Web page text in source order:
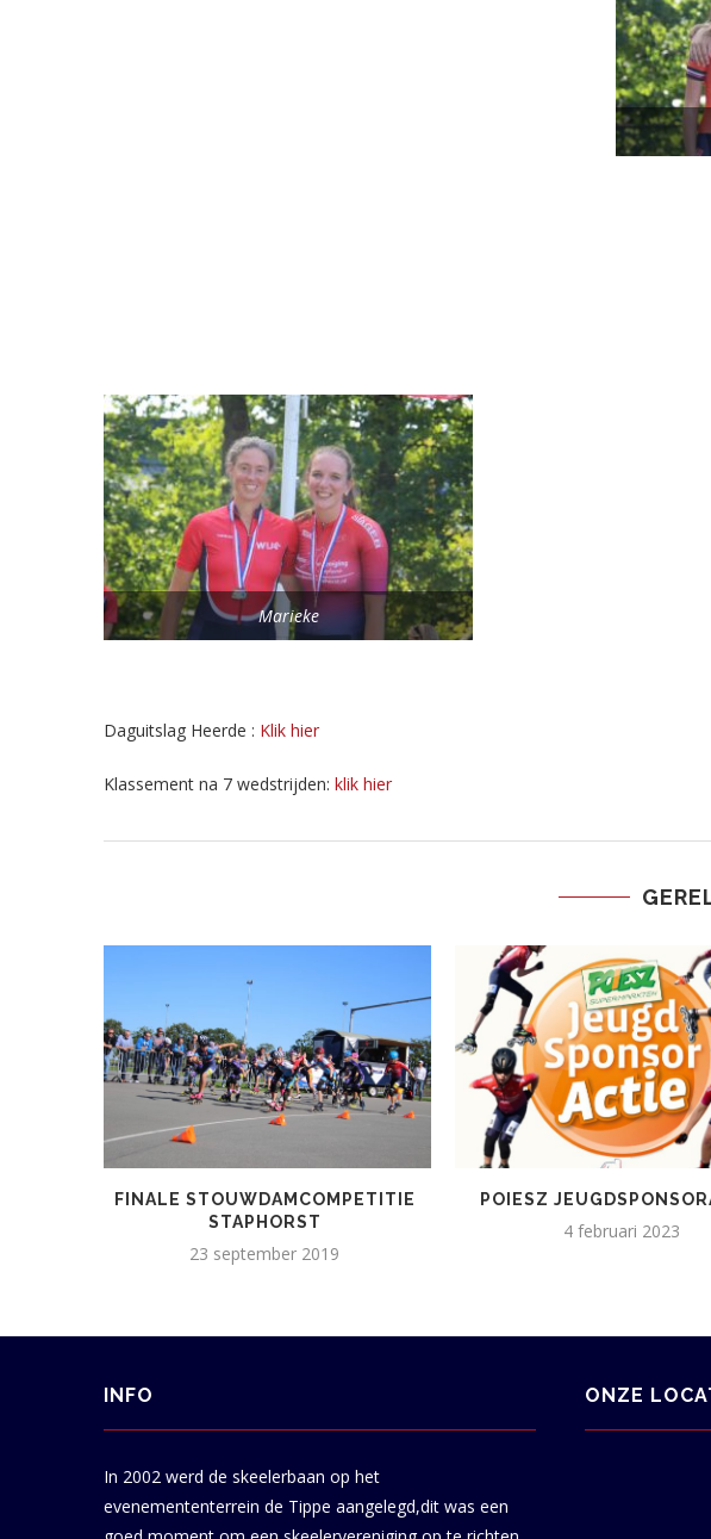
Marieke
Daguitslag Heerde : Klik hier
Klassement na 7 wedstrijden: klik hier
FINALE STOUWDAMCOMPETITIE
STAPHORST
23 september 2019
POIESZ
4 februari 2023
INFO
In 2002 werd de skeelerbaan op het
evenemententerrein de Tippe aangelegd,dit was een
ONZE